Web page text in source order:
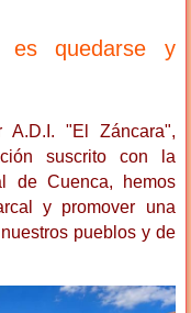
es quedarse y
A.D.I. "El Záncara",
suscrito con la
de Cuenca, hemos
y promover una
pueblos y de